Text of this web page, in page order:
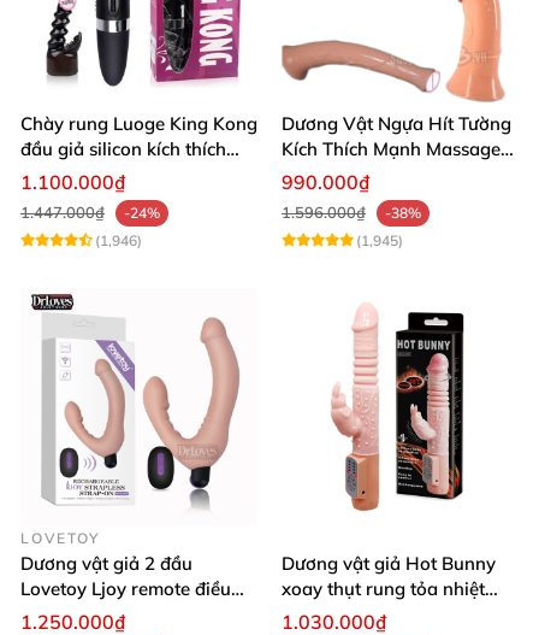
Chày rung Luoge King Kong
đầu giả silicon kích thích
sâu giải tỏa sinh lý
1.100.000₫
1.447.000₫
-24%
(1,946)
Dương Vật Ngựa Hít Tường
Kích Thích Mạnh Massage
Hậu Môn Đồ Chơi Gay
990.000₫
1.596.000₫
-38%
(1,945)
LOVETOY
Dương vật giả 2 đầu
Lovetoy Ljoy remote điều
khiển pin sạc
1.250.000₫
Dương vật giả Hot Bunny
xoay thụt rung tỏa nhiệt
massage điểm G
1.030.000₫